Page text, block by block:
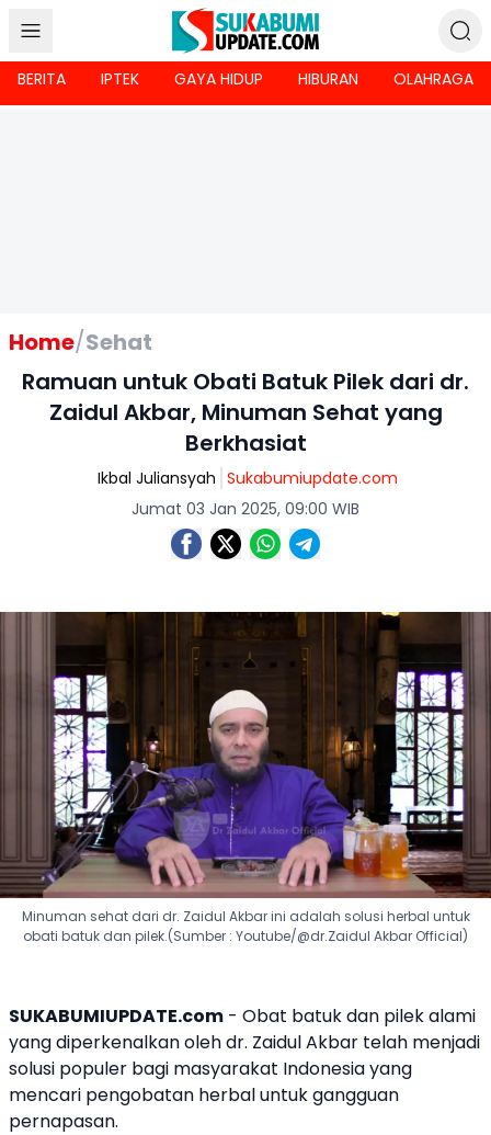
BERITA IPTEK GAYA HIDUP HIBURAN OLAHRAGA
Home/Sehat
Ramuan untuk Obati Batuk Pilek dari dr.
Zaidul Akbar, Minuman Sehat yang
Berkhasiat
Ikbal Juliansyah Sukabumiupdate.com
Jumat 03 Jan 2025, 09:00 WIB
Minuman sehat dari dr. Zaidul Akbar ini adalah solusi herbal untuk
obati batuk dan pilek.(Sumber : Youtube/@dr.Zaidul Akbar Official)
SUKABUMIUPDATE.com - Obat batuk dan pilek alami
yang diperkenalkan olehdr. Zaidul Akbar telah menjadi
solusi populer bagi masyarakat Indonesia yang
mencari pengobatan herbal untuk gangguan
pernapasan.